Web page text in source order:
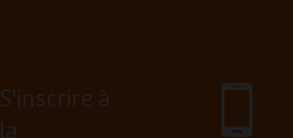
S'inscrire à
la